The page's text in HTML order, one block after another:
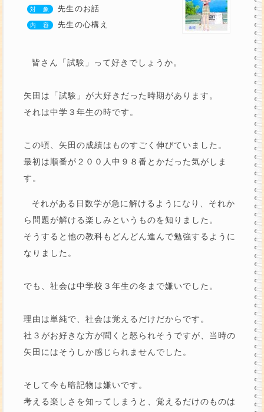
先生のお話
先生の心構え
皆さん「試験」って好きでしょうか。
矢田は「試験」が大好きだった時期があります。
それは中学３年生の時です。
この頃、矢田の成績はものすごく伸びていました。
最初は順番が２００人中９８番とかだった気がしま
す。
それがある日数学が急に解けるようになり、それか
ら問題が解ける楽しみというものを知りました。
そうすると他の教科もどんどん進んで勉強するように
なりました。
でも、社会は中学校３年生の冬まで嫌いでした。
理由は単純で、社会は覚えるだけだからです。
社３がお好きな方が聞くと怒られそうですが、当時の
矢田にはそうしか感じられませんでした。
そして今も暗記物は嫌いです。
考える楽しさを知ってしまうと、覚えるだけのものは